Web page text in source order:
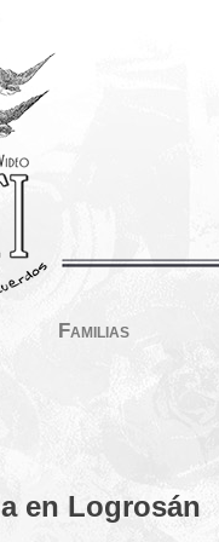
Familias
en Logrosán